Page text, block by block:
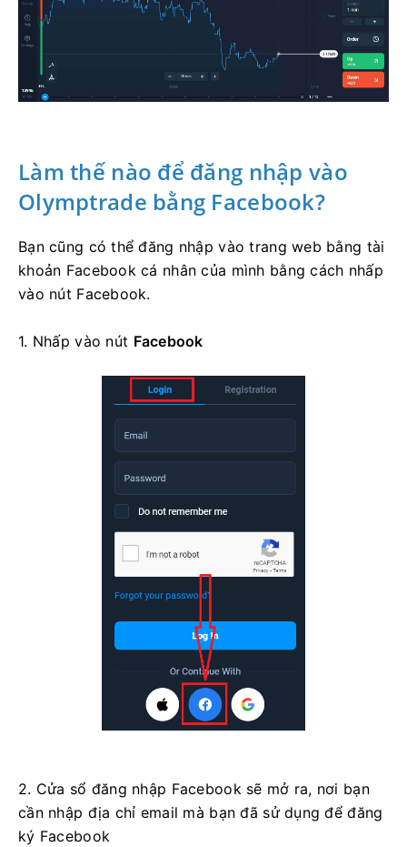
Làm thế nào để đăng nhập vào
Olymptrade bằng Facebook?
Bạn cũng có thể đăng nhập vào trang web bằng tài
khoản Facebook cá nhân của mình bằng cách nhấp
vào nút Facebook.
1. Nhấp vào nút Facebook
2. Cửa sổ đăng nhập Facebook sẽ mở ra, nơi bạn
cần nhập địa chỉ email mà bạn đã sử dụng để đăng
ký Facebook